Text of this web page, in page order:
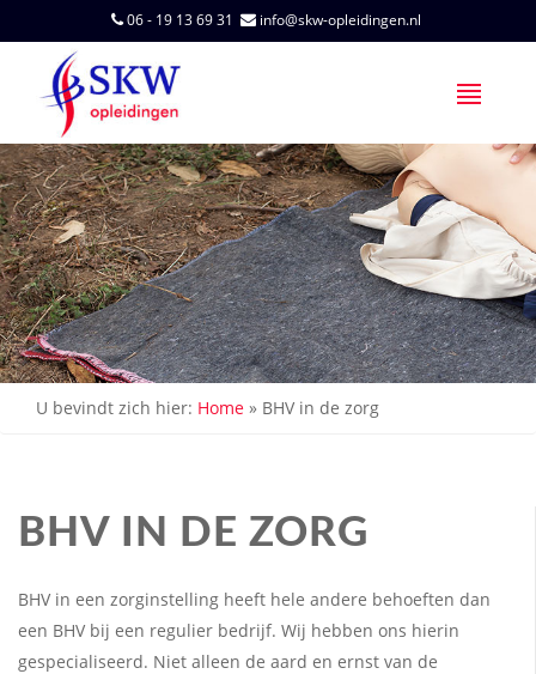
06 - 19 13 69 31 info@skw-opleidingen.nl
U bevindt zich hier: Home » BHV in de zorg
BHV IN DE ZORG
BHV in een zorginstelling heeft hele andere behoeften dan
een BHV bij een regulier bedrijf. Wij hebben ons hierin
gespecialiseerd. Niet alleen de aard en ernst van de